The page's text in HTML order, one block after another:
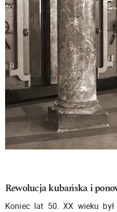
Rewolucja kubańska i
Koniec lat 50. XX wieku